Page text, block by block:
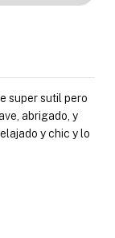
super sutil pero
abrigado, y
y chic y lo